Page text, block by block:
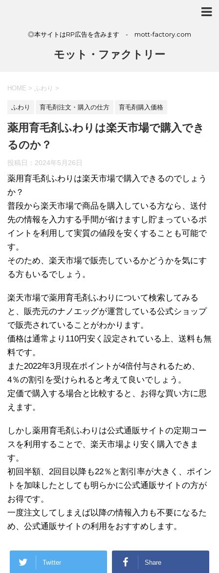
◎本サイトはRP広告を含みます - mott-factory.com
モット・ファクトリー
HOME > ふわり >
ふわり 育毛剤注文・購入の仕方 育毛剤購入価格
薬用育毛剤ふわりは楽天市場で購入でき
るのか？
投稿日： 2024年5月26日
薬用育毛剤ふわりは楽天市場で購入できるのでしょう
か？
普段から楽天市場で商品を購入している方なら、送付
先の情報を入力する手間が省けますし貯まっているポ
イントを利用して実質の値段を安くすることも可能で
す。
そのため、楽天市場で販売しているかどうかを気にす
る方もいるでしょう。
楽天市場で薬用育毛剤ふわりについて検索してみる
と、販売元のナノエッグが運営している公式ショップ
で販売されていることがわかります。
価格は通常より110円安く設定されている上、送料も無
料です。
また2022年3月現在ポイントが4倍付与されるため、
4％の割引を受けられると考えて良いでしょう。
定価で購入する場合と比較すると、お得な買い方に思
えます。
しかし薬用育毛剤ふわりは公式通販サイトの定期コー
スを利用することで、楽天市場より安く購入できま
す。
初回半額、2回目以降も22％と割引率が大きく、ポイン
トを加味したとしても明らかに公式通販サイトの方が
お得です。
一度注文してしまえば以降の情報入力も不要になるた
め、公式通販サイトの利用をおすすめします。
Twitter Share